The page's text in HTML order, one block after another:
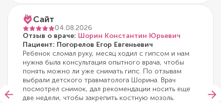
Сайт
04.08.2026
Отзыв о враче: Шорин Константин Юрьевич
Пациент: Погорелов Егор Евгеньевич
Ребенок сломал руку, месяц ходил с гипсом и нам
нужна была консультация опытного врача, чтобы
понять можно ли уже снимать гипс. По отзывам
выбрали детского травматолога Шорина. Врач
посмотрел снимок, дал рекомендации носить еще
две недели, чтобы закрепить костную мозоль.